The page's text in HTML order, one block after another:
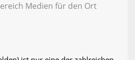
Medien für den Ort